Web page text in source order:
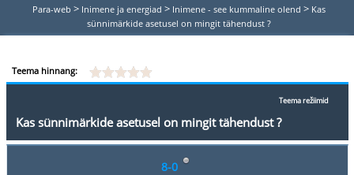
Para-web > Inimene ja energiad > Inimene - see kummaline olend > Kas
sünnimärkide asetusel on mingit tähendust ?
Teema hinnang:
Teema režiimid
Kas sünnimärkide asetusel on mingit tähendust ?
8-0